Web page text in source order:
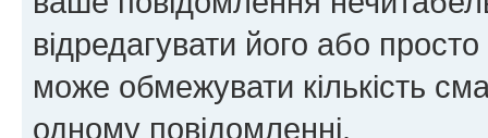
відредагувати його або
може обмежувати кількість
одному повідомленні.